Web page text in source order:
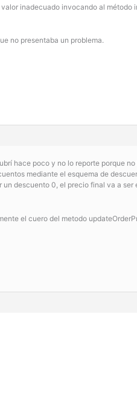
inadecuado invocando al método
no presentaba un problema.
hace poco y no lo reporte porque
mediante el esquema de
descuento 0, el precio final va a ser
el cuero del metodo